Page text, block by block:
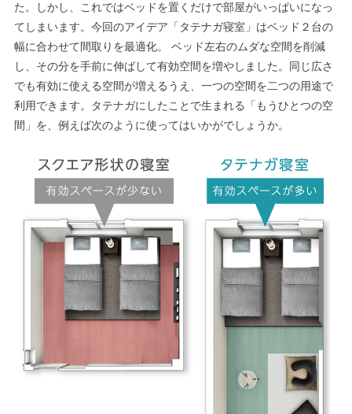
た。しかし、これではベッドを置くだけで部屋がいっぱいになっ
てしまいます。今回のアイデア「タテナガ寝室」はベッド２台の
幅に合わせて間取りを最適化。 ベッド左右のムダな空間を削減
し、その分を手前に伸ばして有効空間を増やしました。同じ広さ
でも有効に使える空間が増えるうえ、一つの空間を二つの用途で
利用できます。タテナガにしたことで生まれる「もうひとつの空
間」を、例えば次のように使ってはいかがでしょうか。